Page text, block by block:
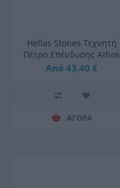
Hellas Stones Τεχνητή
Πέτρα Επένδυσης Athos
Grey & Corner
Από 43,40 €
ΑΓΟΡΑ